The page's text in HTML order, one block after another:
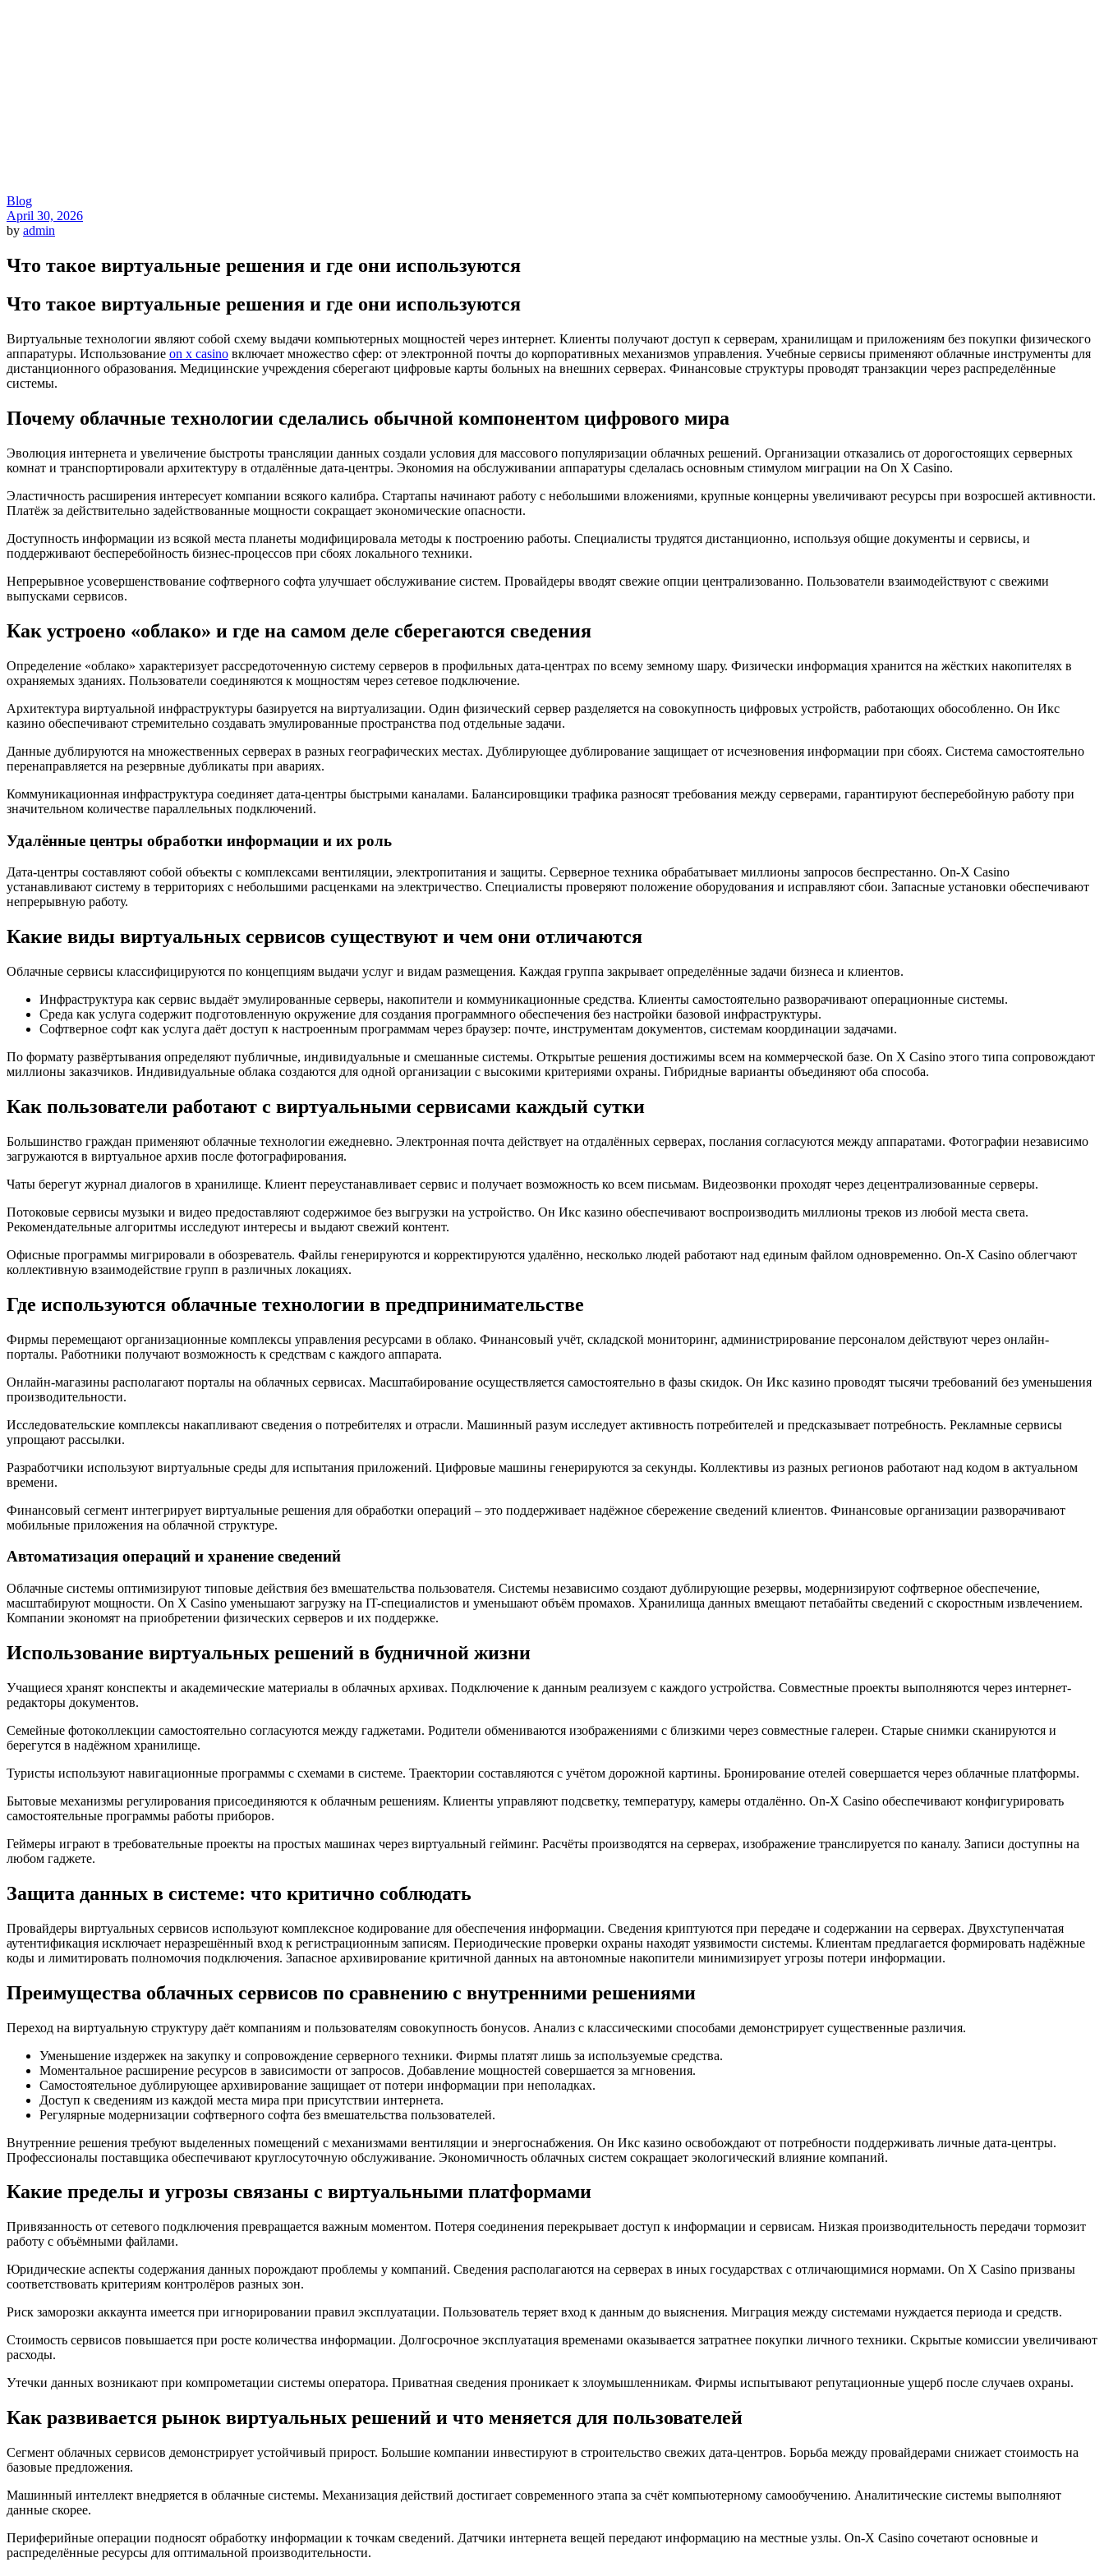
Blog
April 30, 2026
by admin
Что такое виртуальные решения и где они используются
Что такое виртуальные решения и где они используются
Виртуальные технологии являют собой схему выдачи компьютерных мощностей через интернет. Клиенты получают доступ к серверам, хранилищам и приложениям без покупки физического
аппаратуры. Использование on x casino включает множество сфер: от электронной почты до корпоративных механизмов управления. Учебные сервисы применяют облачные инструменты для
дистанционного образования. Медицинские учреждения сберегают цифровые карты больных на внешних серверах. Финансовые структуры проводят транзакции через распределённые
системы.
Почему облачные технологии сделались обычной компонентом цифрового мира
Эволюция интернета и увеличение быстроты трансляции данных создали условия для массового популяризации облачных решений. Организации отказались от дорогостоящих серверных
комнат и транспортировали архитектуру в отдалённые дата-центры. Экономия на обслуживании аппаратуры сделалась основным стимулом миграции на On X Casino.
Эластичность расширения интересует компании всякого калибра. Стартапы начинают работу с небольшими вложениями, крупные концерны увеличивают ресурсы при возросшей активности.
Платёж за действительно задействованные мощности сокращает экономические опасности.
Доступность информации из всякой места планеты модифицировала методы к построению работы. Специалисты трудятся дистанционно, используя общие документы и сервисы, и
поддерживают бесперебойность бизнес-процессов при сбоях локального техники.
Непрерывное усовершенствование софтверного софта улучшает обслуживание систем. Провайдеры вводят свежие опции централизованно. Пользователи взаимодействуют с свежими
выпусками сервисов.
Как устроено «облако» и где на самом деле сберегаются сведения
Определение «облако» характеризует рассредоточенную систему серверов в профильных дата-центрах по всему земному шару. Физически информация хранится на жёстких накопителях в
охраняемых зданиях. Пользователи соединяются к мощностям через сетевое подключение.
Архитектура виртуальной инфраструктуры базируется на виртуализации. Один физический сервер разделяется на совокупность цифровых устройств, работающих обособленно. Он Икс
казино обеспечивают стремительно создавать эмулированные пространства под отдельные задачи.
Данные дублируются на множественных серверах в разных географических местах. Дублирующее дублирование защищает от исчезновения информации при сбоях. Система самостоятельно
перенаправляется на резервные дубликаты при авариях.
Коммуникационная инфраструктура соединяет дата-центры быстрыми каналами. Балансировщики трафика разносят требования между серверами, гарантируют бесперебойную работу при
значительном количестве параллельных подключений.
Удалённые центры обработки информации и их роль
Дата-центры составляют собой объекты с комплексами вентиляции, электропитания и защиты. Серверное техника обрабатывает миллионы запросов беспрестанно. On-X Casino
устанавливают систему в территориях с небольшими расценками на электричество. Специалисты проверяют положение оборудования и исправляют сбои. Запасные установки обеспечивают
непрерывную работу.
Какие виды виртуальных сервисов существуют и чем они отличаются
Облачные сервисы классифицируются по концепциям выдачи услуг и видам размещения. Каждая группа закрывает определённые задачи бизнеса и клиентов.
Инфраструктура как сервис выдаёт эмулированные серверы, накопители и коммуникационные средства. Клиенты самостоятельно разворачивают операционные системы.
Среда как услуга содержит подготовленную окружение для создания программного обеспечения без настройки базовой инфраструктуры.
Софтверное софт как услуга даёт доступ к настроенным программам через браузер: почте, инструментам документов, системам координации задачами.
По формату развёртывания определяют публичные, индивидуальные и смешанные системы. Открытые решения достижимы всем на коммерческой базе. On X Casino этого типа сопровождают
миллионы заказчиков. Индивидуальные облака создаются для одной организации с высокими критериями охраны. Гибридные варианты объединяют оба способа.
Как пользователи работают с виртуальными сервисами каждый сутки
Большинство граждан применяют облачные технологии ежедневно. Электронная почта действует на отдалённых серверах, послания согласуются между аппаратами. Фотографии независимо
загружаются в виртуальное архив после фотографирования.
Чаты берегут журнал диалогов в хранилище. Клиент переустанавливает сервис и получает возможность ко всем письмам. Видеозвонки проходят через децентрализованные серверы.
Потоковые сервисы музыки и видео предоставляют содержимое без выгрузки на устройство. Он Икс казино обеспечивают воспроизводить миллионы треков из любой места света.
Рекомендательные алгоритмы исследуют интересы и выдают свежий контент.
Офисные программы мигрировали в обозреватель. Файлы генерируются и корректируются удалённо, несколько людей работают над единым файлом одновременно. On-X Casino облегчают
коллективную взаимодействие групп в различных локациях.
Где используются облачные технологии в предпринимательстве
Фирмы перемещают организационные комплексы управления ресурсами в облако. Финансовый учёт, складской мониторинг, администрирование персоналом действуют через онлайн-
порталы. Работники получают возможность к средствам с каждого аппарата.
Онлайн-магазины располагают порталы на облачных сервисах. Масштабирование осуществляется самостоятельно в фазы скидок. Он Икс казино проводят тысячи требований без уменьшения
производительности.
Исследовательские комплексы накапливают сведения о потребителях и отрасли. Машинный разум исследует активность потребителей и предсказывает потребность. Рекламные сервисы
упрощают рассылки.
Разработчики используют виртуальные среды для испытания приложений. Цифровые машины генерируются за секунды. Коллективы из разных регионов работают над кодом в актуальном
времени.
Финансовый сегмент интегрирует виртуальные решения для обработки операций – это поддерживает надёжное сбережение сведений клиентов. Финансовые организации разворачивают
мобильные приложения на облачной структуре.
Автоматизация операций и хранение сведений
Облачные системы оптимизируют типовые действия без вмешательства пользователя. Системы независимо создают дублирующие резервы, модернизируют софтверное обеспечение,
масштабируют мощности. On X Casino уменьшают загрузку на IT-специалистов и уменьшают объём промахов. Хранилища данных вмещают петабайты сведений с скоростным извлечением.
Компании экономят на приобретении физических серверов и их поддержке.
Использование виртуальных решений в будничной жизни
Учащиеся хранят конспекты и академические материалы в облачных архивах. Подключение к данным реализуем с каждого устройства. Совместные проекты выполняются через интернет-
редакторы документов.
Семейные фотоколлекции самостоятельно согласуются между гаджетами. Родители обмениваются изображениями с близкими через совместные галереи. Старые снимки сканируются и
берегутся в надёжном хранилище.
Туристы используют навигационные программы с схемами в системе. Траектории составляются с учётом дорожной картины. Бронирование отелей совершается через облачные платформы.
Бытовые механизмы регулирования присоединяются к облачным решениям. Клиенты управляют подсветку, температуру, камеры отдалённо. On-X Casino обеспечивают конфигурировать
самостоятельные программы работы приборов.
Геймеры играют в требовательные проекты на простых машинах через виртуальный гейминг. Расчёты производятся на серверах, изображение транслируется по каналу. Записи доступны на
любом гаджете.
Защита данных в системе: что критично соблюдать
Провайдеры виртуальных сервисов используют комплексное кодирование для обеспечения информации. Сведения криптуются при передаче и содержании на серверах. Двухступенчатая
аутентификация исключает неразрешённый вход к регистрационным записям. Периодические проверки охраны находят уязвимости системы. Клиентам предлагается формировать надёжные
коды и лимитировать полномочия подключения. Запасное архивирование критичной данных на автономные накопители минимизирует угрозы потери информации.
Преимущества облачных сервисов по сравнению с внутренними решениями
Переход на виртуальную структуру даёт компаниям и пользователям совокупность бонусов. Анализ с классическими способами демонстрирует существенные различия.
Уменьшение издержек на закупку и сопровождение серверного техники. Фирмы платят лишь за используемые средства.
Моментальное расширение ресурсов в зависимости от запросов. Добавление мощностей совершается за мгновения.
Самостоятельное дублирующее архивирование защищает от потери информации при неполадках.
Доступ к сведениям из каждой места мира при присутствии интернета.
Регулярные модернизации софтверного софта без вмешательства пользователей.
Внутренние решения требуют выделенных помещений с механизмами вентиляции и энергоснабжения. Он Икс казино освобождают от потребности поддерживать личные дата-центры.
Профессионалы поставщика обеспечивают круглосуточную обслуживание. Экономичность облачных систем сокращает экологический влияние компаний.
Какие пределы и угрозы связаны с виртуальными платформами
Привязанность от сетевого подключения превращается важным моментом. Потеря соединения перекрывает доступ к информации и сервисам. Низкая производительность передачи тормозит
работу с объёмными файлами.
Юридические аспекты содержания данных порождают проблемы у компаний. Сведения располагаются на серверах в иных государствах с отличающимися нормами. On X Casino призваны
соответствовать критериям контролёров разных зон.
Риск заморозки аккаунта имеется при игнорировании правил эксплуатации. Пользователь теряет вход к данным до выяснения. Миграция между системами нуждается периода и средств.
Стоимость сервисов повышается при росте количества информации. Долгосрочное эксплуатация временами оказывается затратнее покупки личного техники. Скрытые комиссии увеличивают
расходы.
Утечки данных возникают при компрометации системы оператора. Приватная сведения проникает к злоумышленникам. Фирмы испытывают репутационные ущерб после случаев охраны.
Как развивается рынок виртуальных решений и что меняется для пользователей
Сегмент облачных сервисов демонстрирует устойчивый прирост. Большие компании инвестируют в строительство свежих дата-центров. Борьба между провайдерами снижает стоимость на
базовые предложения.
Машинный интеллект внедряется в облачные системы. Механизация действий достигает современного этапа за счёт компьютерному самообучению. Аналитические системы выполняют
данные скорее.
Периферийные операции подносят обработку информации к точкам сведений. Датчики интернета вещей передают информацию на местные узлы. On-X Casino сочетают основные и
распределённые ресурсы для оптимальной производительности.